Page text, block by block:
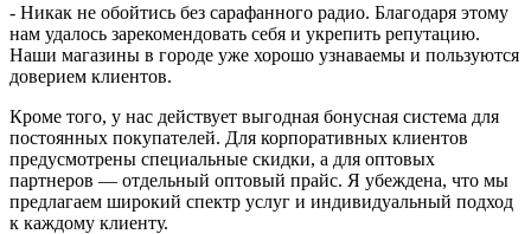
- Никак не обойтись без сарафанного радио. Благодаря этому
нам удалось зарекомендовать себя и укрепить репутацию.
Наши магазины в городе уже хорошо узнаваемы и пользуются
доверием клиентов.
Кроме того, у нас действует выгодная бонусная система для
постоянных покупателей. Для корпоративных клиентов
предусмотрены специальные скидки, а для оптовых
партнеров — отдельный оптовый прайс. Я убеждена, что мы
предлагаем широкий спектр услуг и индивидуальный подход
к каждому клиенту.